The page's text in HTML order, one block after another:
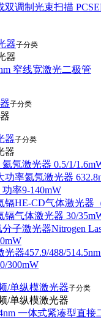
双调制光束扫描
器子分类
器
窄线宽激光二极管
子分类
器子分类
器
氦氖激光器 0.5/1/
功率氦氖激光器
功率9-140mW
镉HE-CD气体激光器（
镉气体激光器 30/
分子激光器Nitrogen
光器457.9/488/
300mW
/单纵模激光器子分类
/单纵模激光器
一体式紧凑型直接